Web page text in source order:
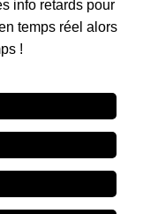
info retards pour
temps réel alors
!